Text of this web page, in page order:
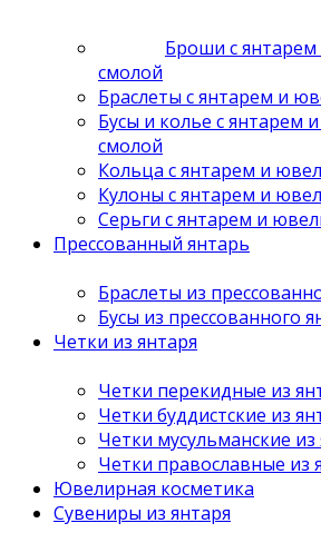
Броши с
смолой
Браслеты с янтарем и
Бусы и колье с янтарем
смолой
Кольца с янтарем и
Кулоны с янтарем и
Серьги с янтарем и
Прессованный янтарь
Браслеты из
Бусы из прессованного
Четки из янтаря
Четки перекидные из
Четки буддистские из
Четки мусульманские из
Четки православные из
Ювелирная косметика
Сувениры из янтаря